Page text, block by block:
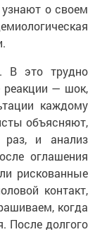
узнают о своем
В это трудно
реакции — шок,
каждому
объясняют,
раз, и анализ
оглашения
рискованные
контакт,
когда
После долгого